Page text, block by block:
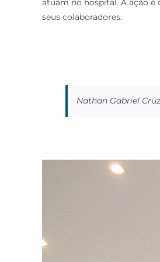
atuam no hospital. A ação
seus colaboradores.
Nathan Gabriel